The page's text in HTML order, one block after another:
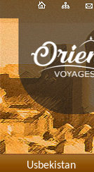
Usbekistan